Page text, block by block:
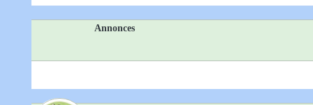
Annonces